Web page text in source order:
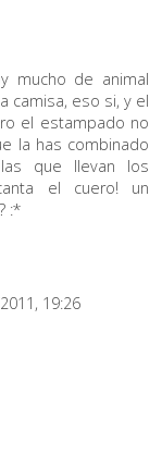
mucho de animal
camisa, eso si, y el
el estampado no
la has combinado
que llevan los
el cuero! un
:*
19:26